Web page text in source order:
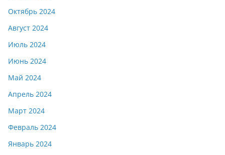
Октябрь 2024
Август 2024
Июль 2024
Июнь 2024
Май 2024
Апрель 2024
Март 2024
Февраль 2024
Январь 2024